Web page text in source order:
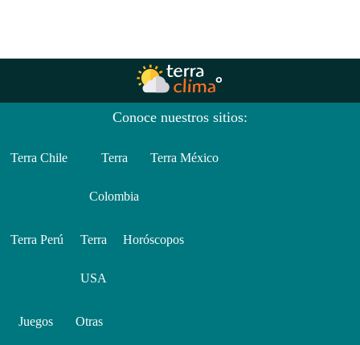
Conoce nuestros sitios:
Terra Chile Terra
Colombia
Terra México
Terra Perú Terra
USA
Horóscopos
Juegos Otras